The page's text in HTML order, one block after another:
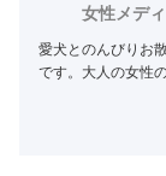
女性メデ
愛犬とのんびりお
です。大人の女性